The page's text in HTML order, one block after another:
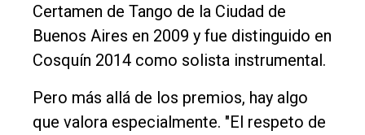
Certamen de Tango de la Ciudad de
Buenos Aires en 2009 y fue distinguido en
Cosquín 2014 como solista instrumental.
Pero más allá de los premios, hay algo
que valora especialmente. "El respeto de